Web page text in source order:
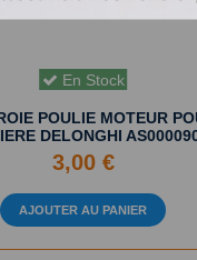
En Stock
POULIE MOTEUR
DELONGHI
3,00 €
AJOUTER AU PANIER